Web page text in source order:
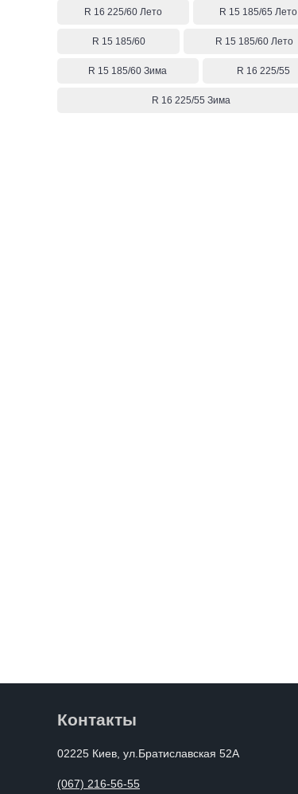
R 16 225/60 Лето R 15 185/65 Лето
R 15 185/60 R 15 185/60 Лето
R 15 185/60 Зима R 16 225/55
R 16 225/55 Зима
Контакты
02225 Киев, ул.Братиславская 52А
(067) 216-56-55